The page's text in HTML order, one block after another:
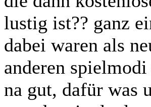
lustig ist?? ganz
dabei waren als
anderen
na gut, dafür was